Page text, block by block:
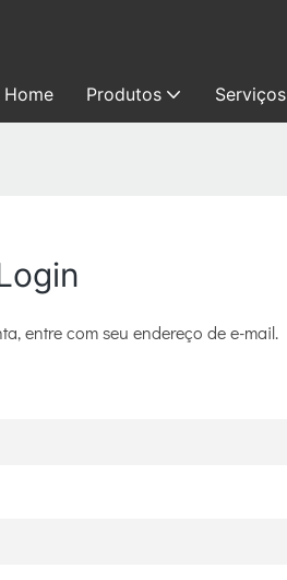
Home Produtos Serviços
entre com seu endereço de e-mail.